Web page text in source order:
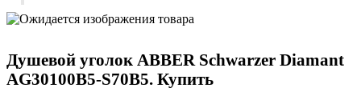
Душевой уголок ABBER Schwarzer Diamant
AG30100B5-S70B5. Купить